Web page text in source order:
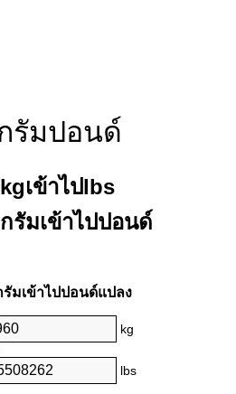
รัมปอนด์
เข้าไปlbs
รัมเข้าไปปอนด์
รัมเข้าไปปอนด์แปลง
kg
lbs